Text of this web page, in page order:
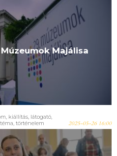
Majálisa
kiállítás, látogató,
történelem
2025-05-26 16:00